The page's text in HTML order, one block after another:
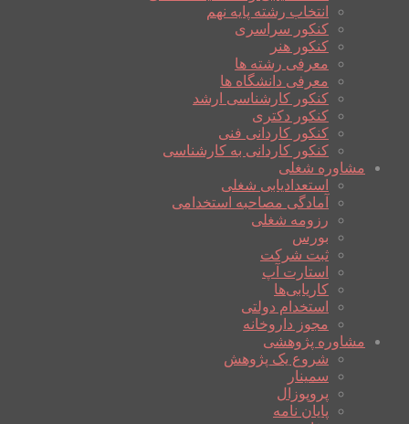
انتخاب رشته پایه نهم
کنکور سراسری
کنکور هنر
معرفی رشته ها
معرفی دانشگاه ها
کنکور کارشناسی ارشد
کنکور دکتری
کنکور کاردانی فنی
کنکور کاردانی به کارشناسی
مشاوره شغلی
استعدادیابی شغلی
آمادگی مصاحبه استخدامی
رزومه شغلی
بورس
ثبت شرکت
استارت آپ
کاریابی‌ها
استخدام دولتی
مجوز داروخانه
مشاوره پژوهشی
شروع یک پژوهش
سمینار
پروپوزال
پایان نامه